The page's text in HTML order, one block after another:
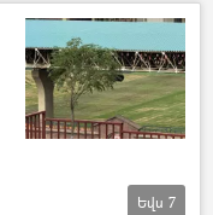
Ֆուտբոլիստ Հենրիխ Մխիթարյան. Մանչեսթեր Յունայթեդի գոլերը
Եվս 7